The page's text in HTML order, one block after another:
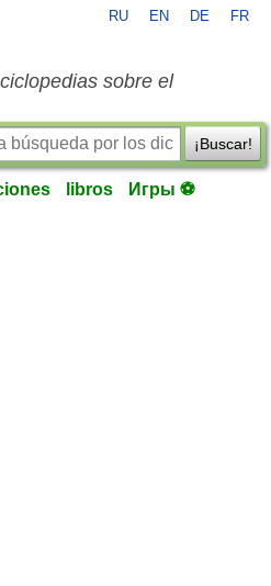
RU EN DE FR
sobre el
¡Buscar!
libros Игры ⚽